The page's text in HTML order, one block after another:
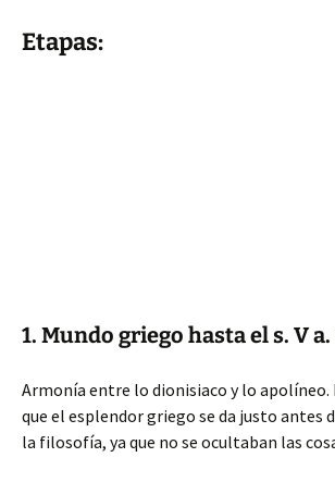
Etapas:
1. Mundo griego hasta el s. V
Armonía entre lo dionisiaco y lo apolíneo.
que el esplendor griego se da justo antes
la filosofía, ya que no se ocultaban las